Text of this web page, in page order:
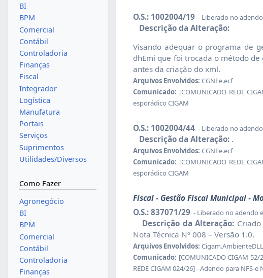
O.S.: 1002004/19 - Liberado no
Descrição da Alteração:
Visando adequar o programa de
dhEmi que foi trocada o método
antes da criação do xml.
Arquivos Envolvidos: CGNFe.ecf
Comunicado: [COMUNICADO REDE
esporádico CIGAM
O.S.: 1002004/44 - Liberado no
Descrição da Alteração: .
Arquivos Envolvidos: CGNFe.ecf
Comunicado: [COMUNICADO REDE
esporádico CIGAM
Fiscal - Gestão Fiscal Municipal -
O.S.: 837071/29 - Liberado no adendo
Descrição da Alteração:
Nota Técnica Nº 008 – Versão 1.0.
Arquivos Envolvidos: Cigam.AmbienteDLL
Comunicado: [COMUNICADO CIGAM
REDE CIGAM 024/26] - Adendo para NFS-e
BI
BPM
Comercial
Contábil
Controladoria
Finanças
Fiscal
Integrador
Logística
Manufatura
Portais
Serviços
Suprimentos
Utilidades/Diversos
Como Fazer
Agronegócio
BI
BPM
Comercial
Contábil
Controladoria
Finanças